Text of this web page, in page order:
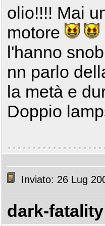
olio!!!! Mai
motore
l'hanno
nn parlo
la metà e
Doppio
Inviato: 26 Lug
dark-fatality